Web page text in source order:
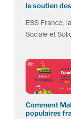
le soutien
ESS France,
Sociale et
Comment
populaires